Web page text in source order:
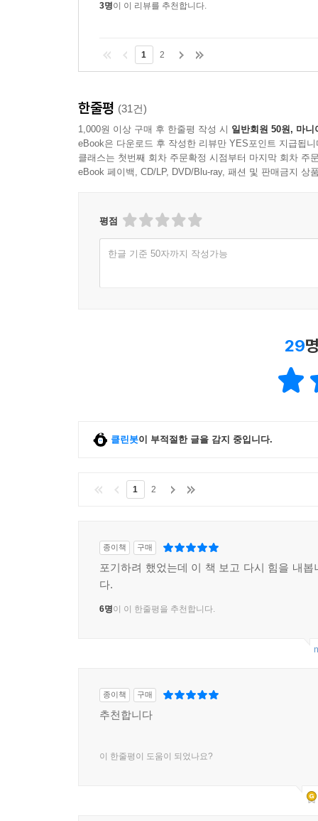
3명이 이 리뷰를 추천합니다.
1 2
한줄평 (31건)
1,000원 이상 구매 후 한줄평 작성 시 일반회원 50원, 마니
eBook은 다운로드 후 작성한 리뷰만 YES포인트 지급됩니
클래스는 첫번째 회차 주문확정 시점부터 마지막 회차 주
eBook 페이백, CD/LP, DVD/Blu-ray, 패션 및 판매금지 상
평점
한글 기준 50자까지 작성가능
29
클린봇이 부적절한 글을 감지 중입니다.
1 2
종이책 구매
포기하려 했었는데 이 책 보고 다시 힘을 내봅
다.
6명이 이 한줄평을 추천합니다.
종이책 구매
추천합니다
이 한줄평이 도움이 되었나요?